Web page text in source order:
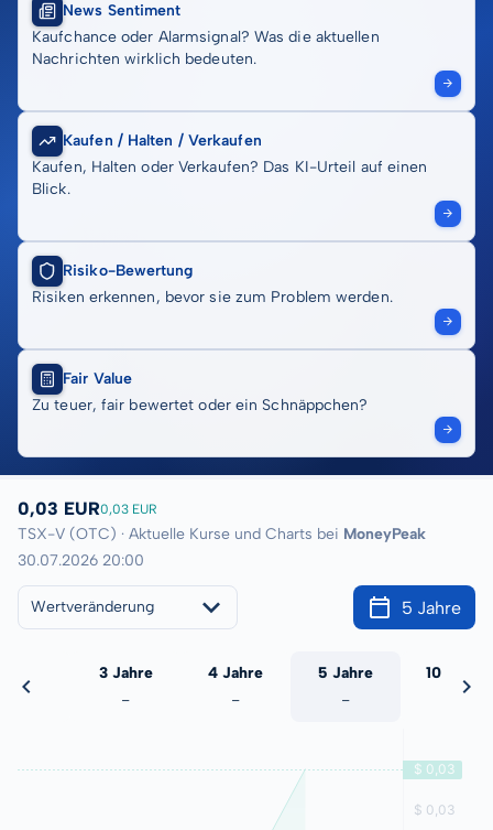
News Sentiment
Kaufchance oder Alarmsignal? Was die aktuellen
Nachrichten wirklich bedeuten.
Kaufen / Halten / Verkaufen
Kaufen, Halten oder Verkaufen? Das KI-Urteil auf einen
Blick.
Risiko-Bewertung
Risiken erkennen, bevor sie zum Problem werden.
Fair Value
Zu teuer, fair bewertet oder ein Schnäppchen?
0,03 EUR0,03 EUR
TSX-V (OTC) · Aktuelle Kurse und Charts bei MoneyPeak
30.07.2026 20:00
Wertveränderung 5 Jahre
3 Jahre
-
4 Jahre
-
5 Jahre
-
10 Jahre